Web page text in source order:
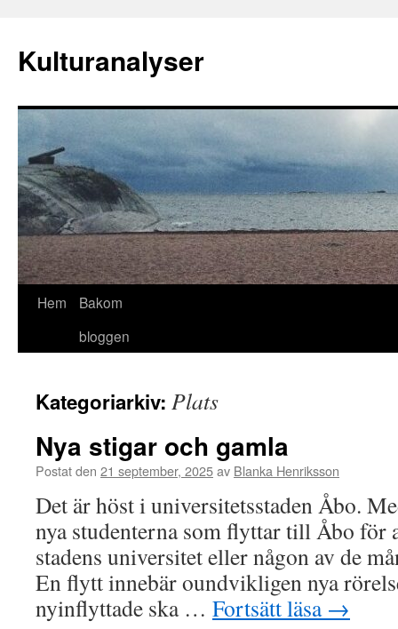
innehåll
Kulturanalyser
Hem
Bakom
bloggen
Kategoriarkiv: Plats
Nya stigar och gamla
Postat den 21 september, 2025av Blanka Henriksson
Det är höst i universitetsstaden Åbo.
nya studenterna som flyttar till Åbo för
stadens universitet eller någon av de
En flytt innebär oundvikligen nya
nyinflyttade ska … Fortsätt läsa →